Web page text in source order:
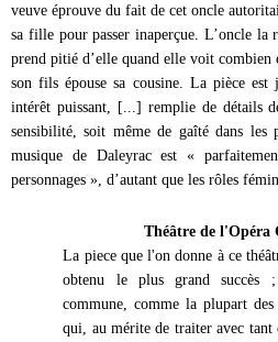
veuve éprouve du fait de cet oncle
sa fille pour passer inaperçue. L’oncle la
prend pitié d’elle quand elle voit
son fils épouse sa cousine. La pièce
intérêt puissant, [...] remplie de détails
sensibilité, soit même de gaîté dans les
musique de Daleyrac est «
personnages », d’autant que les rôles
Théâtre de l'Opéra
La piece que l'on donne à ce
obtenu le plus grand succès
commune, comme la plupart
qui, au mérite de traiter avec tant